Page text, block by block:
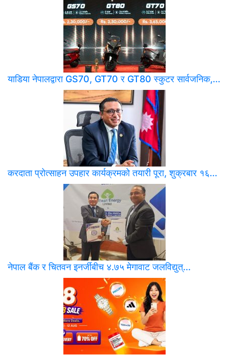
याडिया नेपालद्वारा GS70, GT70 र GT80 स्कुटर सार्वजनिक,...
करदाता प्रोत्साहन उपहार कार्यक्रमको तयारी पूरा, शुक्रबार १६...
नेपाल बैंक र चितवन इनर्जीबीच ४.७५ मेगावाट जलविद्युत्...